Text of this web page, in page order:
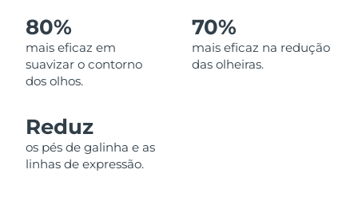
80%
mais eficaz em
suavizar o contorno
dos olhos.
70%
mais eficaz na redução
das olheiras.
Reduz
os pés de galinha e as
linhas de expressão.
Nova Zelândia Entrega prevista
Noruega Entrega prevista
Filipinas